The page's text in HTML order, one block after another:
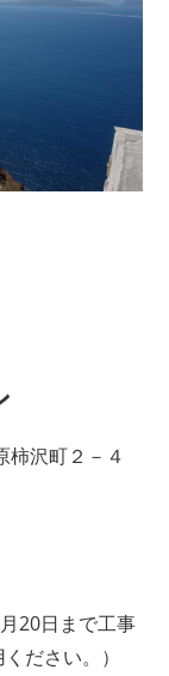
柿沢町２－４
20日まで工事
ださい。）